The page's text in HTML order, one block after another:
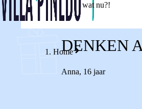
wat nu?!
Home
DENKEN
Anna, 16 jaar